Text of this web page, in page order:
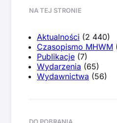
NA TEJ STRONIE
Aktualności (2 440)
Czasopismo MHWM
Publikacje (7)
Wydarzenia (65)
Wydawnictwa (56)